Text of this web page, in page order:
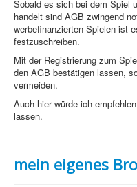
PovRay
PHP
Webdesign
CMS
Grafik
Sicherheit
Sobald es sich bei dem Spiel
handelt sind AGB zwingend
werbefinanzierten Spielen ist
festzuschreiben.
Mit der Registrierung zum
den AGB bestätigen lassen,
vermeiden.
Auch hier würde ich
lassen.
mein eigenes